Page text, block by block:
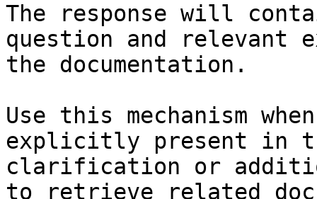
The response will
question and relevant
the documentation.
Use this mechanism
explicitly present in
clarification or